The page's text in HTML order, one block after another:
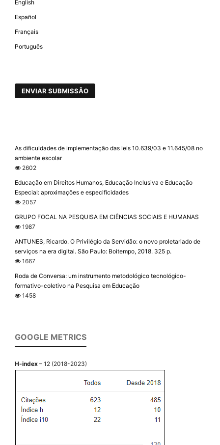
English
Español
Français
Português
ENVIAR SUBMISSÃO
As dificuldades de implementação das leis 10.639/03 e 11.645/08 no
ambiente escolar
2602
Educação em Direitos Humanos, Educação Inclusiva e Educação
Especial: aproximações e especificidades
2057
GRUPO FOCAL NA PESQUISA EM CIÊNCIAS SOCIAIS E HUMANAS
1987
ANTUNES, Ricardo. O Privilégio da Servidão: o novo proletariado de
serviços na era digital. São Paulo: Boitempo, 2018. 325 p.
1667
Roda de Conversa: um instrumento metodológico tecnológico-
formativo-coletivo na Pesquisa em Educação
1458
GOOGLE METRICS
H-index – 12 (2018-2023)